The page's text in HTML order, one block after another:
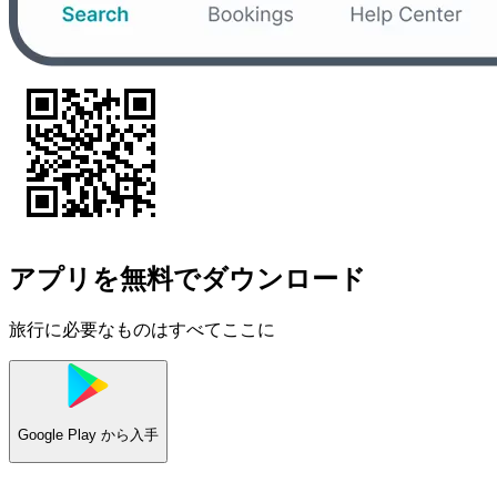
アプリを無料でダウンロード
旅行に必要なものはすべてここに
Google Play から入手